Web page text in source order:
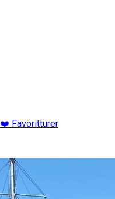
❤️ Favoritturer